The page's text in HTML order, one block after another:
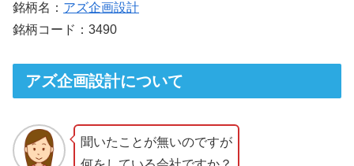
銘柄名： アズ企画設計
銘柄コード：3490
アズ企画設計について
聞いたことが無いのですが